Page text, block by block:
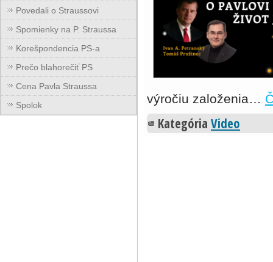
Povedali o Straussovi
Spomienky na P. Straussa
Korešpondencia PS-a
Prečo blahorečiť PS
Cena Pavla Straussa
Spolok
výročiu založenia…
Kategória Video